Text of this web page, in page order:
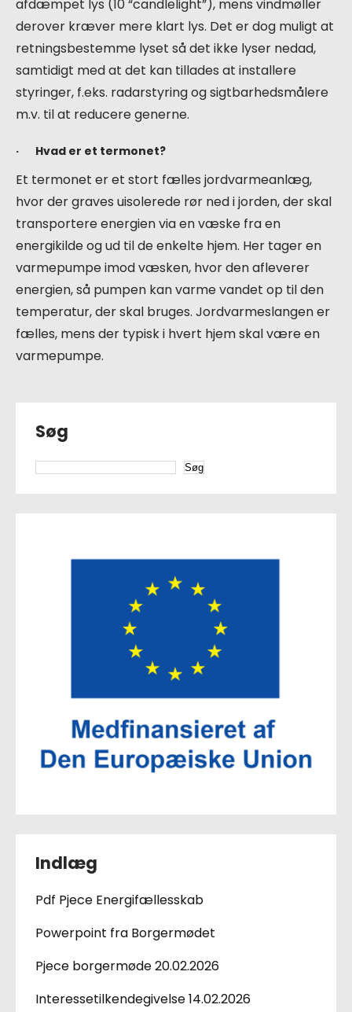
afdæmpet lys (10 “candlelight”), mens vindmøller
derover kræver mere klart lys. Det er dog muligt at
retningsbestemme lyset så det ikke lyser nedad,
samtidigt med at det kan tillades at installere
styringer, f.eks. radarstyring og sigtbarhedsmålere
m.v. til at reducere generne.
· Hvad er et termonet?
Et termonet er et stort fælles jordvarmeanlæg,
hvor der graves uisolerede rør ned i jorden, der skal
transportere energien via en væske fra en
energikilde og ud til de enkelte hjem. Her tager en
varmepumpe imod væsken, hvor den afleverer
energien, så pumpen kan varme vandet op til den
temperatur, der skal bruges. Jordvarmeslangen er
fælles, mens der typisk i hvert hjem skal være en
varmepumpe.
Søg
Søg
Indlæg
Pdf Pjece Energifællesskab
Powerpoint fra Borgermødet
Pjece borgermøde 20.02.2026
Interessetilkendegivelse 14.02.2026